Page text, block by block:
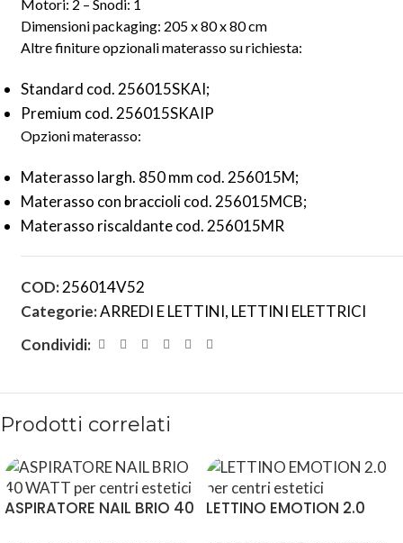
Motori: 2 – Snodi: 1
Dimensioni packaging: 205 x 80 x 80 cm
Altre finiture opzionali materasso su richiesta:
Standard cod. 256015SKAI;
Premium cod. 256015SKAIP
Opzioni materasso:
Materasso largh. 850 mm cod. 256015M;
Materasso con braccioli cod. 256015MCB;
Materasso riscaldante cod. 256015MR
COD:256014V52
Categorie:ARREDI E LETTINI, LETTINI ELETTRICI
Condividi:
Prodotti correlati
ASPIRATORE NAIL BRIO 40
LETTINO EMOTION 2.0